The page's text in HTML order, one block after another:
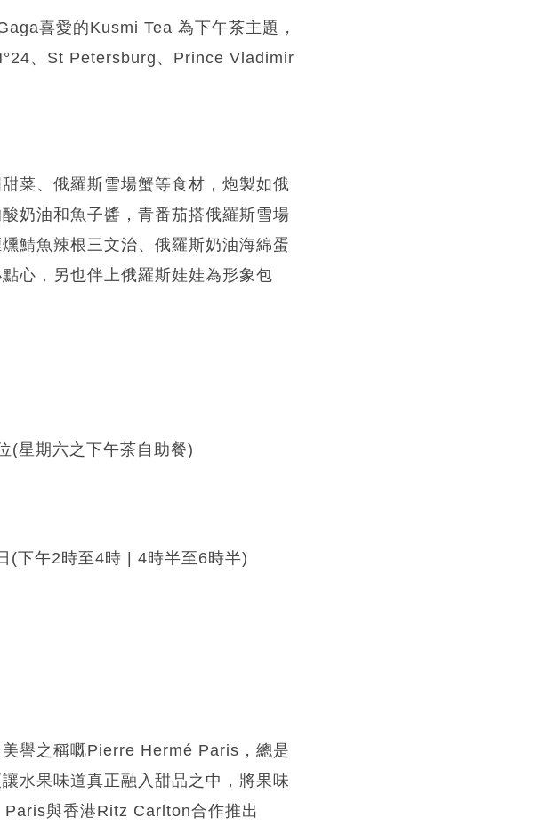
喜愛的Kusmi Tea 為下午茶主題，
、St Petersburg、Prince Vladimir
菜、俄羅斯雪場蟹等食材，炮製如俄
奶油和魚子醬，青番茄搭俄羅斯雪場
鯖魚辣根三文治、俄羅斯奶油海綿蛋
心，另也伴上俄羅斯娃娃為形象包
(星期六之下午茶自助餐)
(下午2時至4時 | 4時半至6時半)
譽之稱嘅Pierre Hermé Paris，總是
水果味道真正融入甜品之中，將果味
與香港Ritz Carlton合作推出